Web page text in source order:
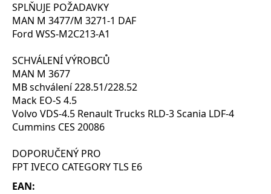
SPLŇUJE POŽADAVKY
MAN M 3477/M 3271-1 DAF
Ford WSS-M2C213-A1
SCHVÁLENÍ VÝROBCŮ
MAN M 3677
MB schválení 228.51/228.52
Mack EO-S 4.5
Volvo VDS-4.5 Renault Trucks RLD-3 Scania LDF-4
Cummins CES 20086
DOPORUČENÝ PRO
FPT IVECO CATEGORY TLS E6
EAN: